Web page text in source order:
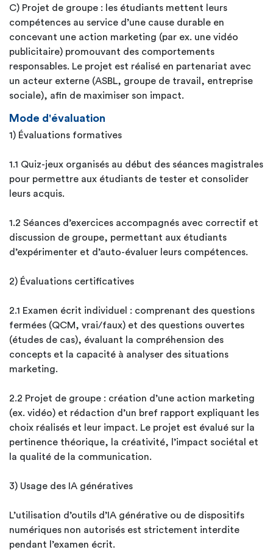
C) Projet de groupe : les étudiants mettent leurs
compétences au service d’une cause durable en
concevant une action marketing (par ex. une vidéo
publicitaire) promouvant des comportements
responsables. Le projet est réalisé en partenariat avec
un acteur externe (ASBL, groupe de travail, entreprise
sociale), afin de maximiser son impact.
Mode d'évaluation
1) Évaluations formatives
1.1 Quiz-jeux organisés au début des séances magistrales
pour permettre aux étudiants de tester et consolider
leurs acquis.
1.2 Séances d’exercices accompagnés avec correctif et
discussion de groupe, permettant aux étudiants
d’expérimenter et d’auto-évaluer leurs compétences.
2) Évaluations certificatives
2.1 Examen écrit individuel : comprenant des questions
fermées (QCM, vrai/faux) et des questions ouvertes
(études de cas), évaluant la compréhension des
concepts et la capacité à analyser des situations
marketing.
2.2 Projet de groupe : création d’une action marketing
(ex. vidéo) et rédaction d’un bref rapport expliquant les
choix réalisés et leur impact. Le projet est évalué sur la
pertinence théorique, la créativité, l’impact sociétal et
la qualité de la communication.
3) Usage des IA génératives
L’utilisation d’outils d’IA générative ou de dispositifs
numériques non autorisés est strictement interdite
pendant l’examen écrit.